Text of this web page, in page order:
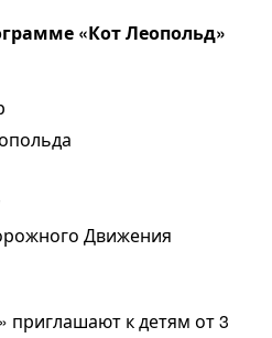
«Кот Леопольд»
Движения
к детям от 3